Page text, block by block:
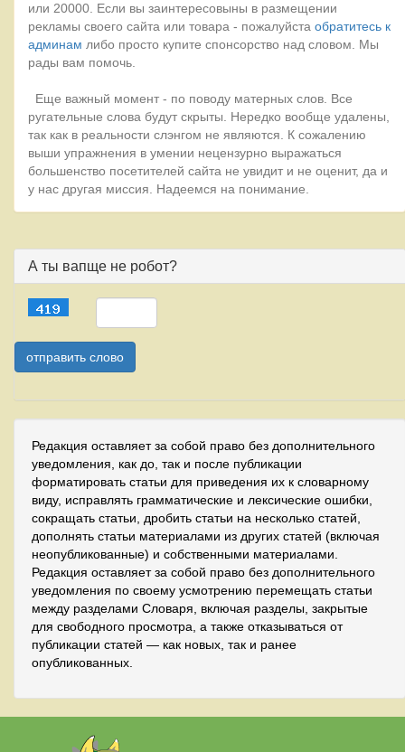
или 20000. Если вы заинтересовыны в размещении
рекламы своего сайта или товара - пожалуйста обратитесь к
админам либо просто купите спонсорство над словом. Мы
рады вам помочь.
Еще важный момент - по поводу матерных слов. Все
ругательные слова будут скрыты. Нередко вообще удалены,
так как в реальности слэнгом не являются. К сожалению
выши упражнения в умении нецензурно выражаться
большенство посетителей сайта не увидит и не оценит, да и
у нас другая миссия. Надеемся на понимание.
А ты вапще не робот?
Редакция оставляет за собой право без дополнительного
уведомления, как до, так и после публикации
форматировать статьи для приведения их к словарному
виду, исправлять грамматические и лексические ошибки,
сокращать статьи, дробить статьи на несколько статей,
дополнять статьи материалами из других статей (включая
неопубликованные) и собственными материалами.
Редакция оставляет за собой право без дополнительного
уведомления по своему усмотрению перемещать статьи
между разделами Словаря, включая разделы, закрытые
для свободного просмотра, а также отказываться от
публикации статей — как новых, так и ранее
опубликованных.